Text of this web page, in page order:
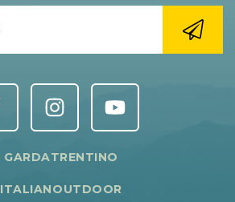
GARDATRENTINO
ITALIANOUTDOOR